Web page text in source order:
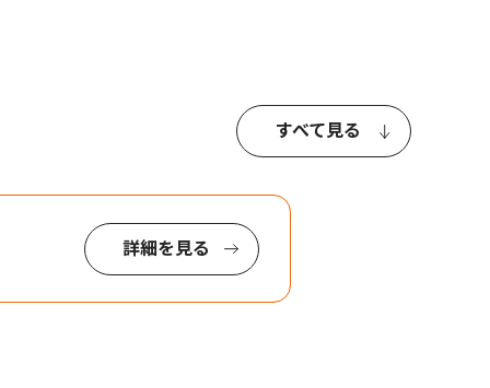
すべて見る
詳細を見る